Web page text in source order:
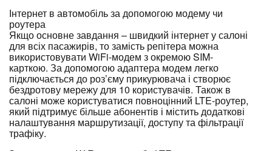
Інтернет в автомобіль за допомогою модему чи
роутера
Якщо основне завдання – швидкий інтернет у салоні
для всіх пасажирів, то замість репітера можна
використовувати WiFi-модем з окремою SIM-
карткою. За допомогою адаптера модем легко
підключається до роз’єму прикурювача і створює
бездротову мережу для 10 користувачів. Також в
салоні може користуватися повноцінний LTE-роутер,
який підтримує більше абонентів і містить додаткові
налаштування маршрутизації, доступу та фільтрації
трафіку.